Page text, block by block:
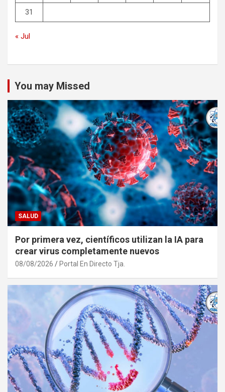
31
« Jul
You may Missed
SALUD
Por primera vez, científicos utilizan la IA para
crear virus completamente nuevos
08/08/2026 Portal En Directo Tja.